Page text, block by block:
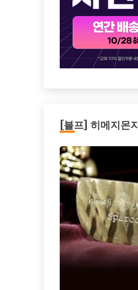
[블프] 히메지몬